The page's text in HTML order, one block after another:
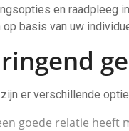
en raadpleeg
basis van uw
er verschillende
goede relatie